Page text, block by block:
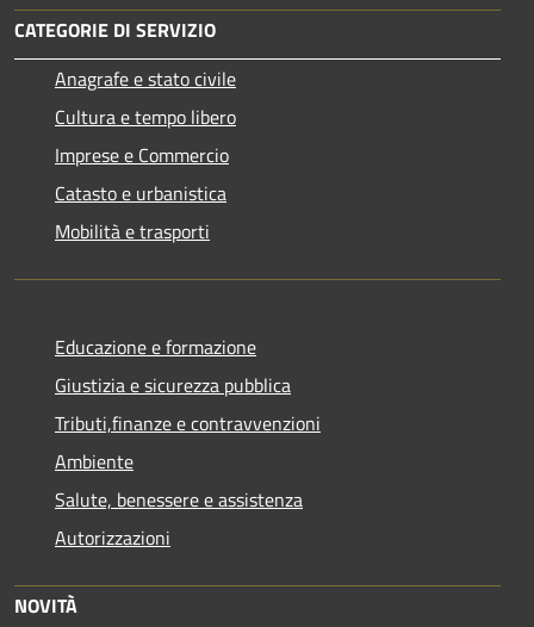
CATEGORIE DI SERVIZIO
Anagrafe e stato civile
Cultura e tempo libero
Imprese e Commercio
Catasto e urbanistica
Mobilità e trasporti
Educazione e formazione
Giustizia e sicurezza pubblica
Tributi,finanze e contravvenzioni
Ambiente
Salute, benessere e assistenza
Autorizzazioni
NOVITÀ